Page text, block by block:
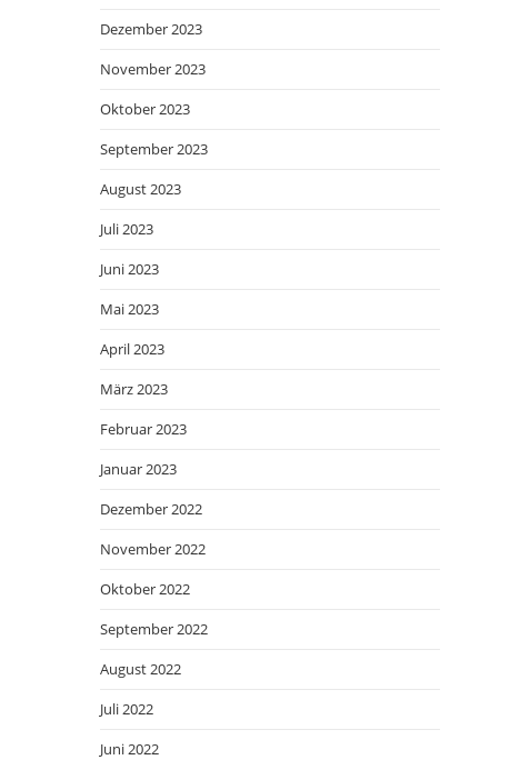
Dezember 2023
November 2023
Oktober 2023
September 2023
August 2023
Juli 2023
Juni 2023
Mai 2023
April 2023
März 2023
Februar 2023
Januar 2023
Dezember 2022
November 2022
Oktober 2022
September 2022
August 2022
Juli 2022
Juni 2022